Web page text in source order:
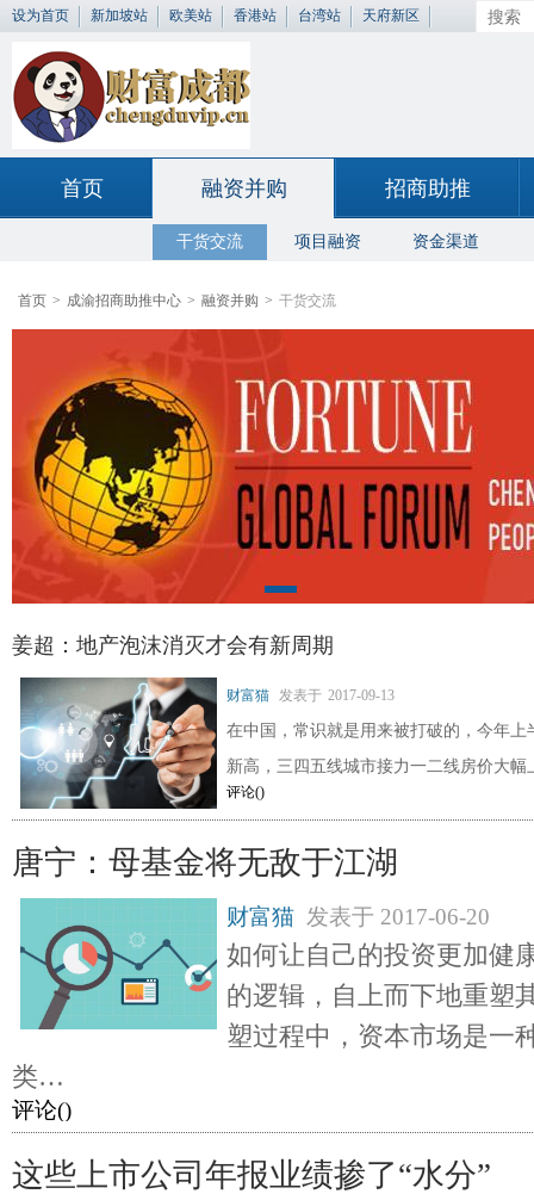
设为首页 新加坡站 欧美站 香港站 台湾站 天府新区
首页 融资并购
干货交流 项目融资 资金渠道
招商助推
首页 > 成渝招商助推中心 > 融资并购 > 干货交流
姜超：地产泡沫消灭才会有新周期
财富猫 发表于 2017-09-13
在中国，常识就是用来被打破的，今年
新高，三四五线城市接力一二线房价大
评论()
唐宁：母基金将无敌于江湖
财富猫 发表于 2017-06-20
如何让自己的投资更加健
的逻辑，自上而下地重塑
塑过程中，资本市场是一
类…
评论()
这些上市公司年报业绩掺了“水分”